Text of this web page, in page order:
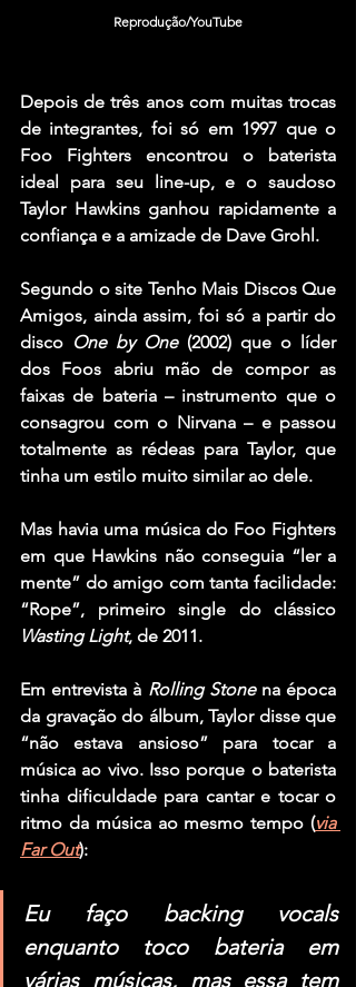
Reprodução/YouTube
Depois de três anos com muitas trocas
Foo Fighters encontrou o baterista
Taylor Hawkins ganhou rapidamente a
confiança e a amizade de Dave Grohl.
Segundo o site Tenho Mais Discos Que
Amigos, ainda assim, foi só a partir do
disco One by One (2002) que o líder
dos Foos abriu mão de compor as
faixas de bateria – instrumento que o
consagrou com o Nirvana – e passou
totalmente as rédeas para Taylor, que
tinha um estilo muito similar ao dele.
Mas havia uma música do Foo Fighters
em que Hawkins não conseguia “ler a
“Rope”
Wasting Light, de 2011.
Em entrevista à Rolling Stone na época
da gravação do álbum, Taylor disse que
“não estava ansioso” para tocar a
música ao vivo. Isso porque o baterista
tinha dificuldade para cantar e tocar o
ritmo da música ao mesmo tempo (via
Far Out):
Eu faço backing vocals
enquanto toco bateria em
várias músicas, mas essa tem